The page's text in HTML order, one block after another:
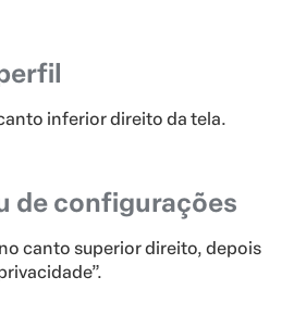
inferior direito da tela.
de configurações
canto superior direito, depois